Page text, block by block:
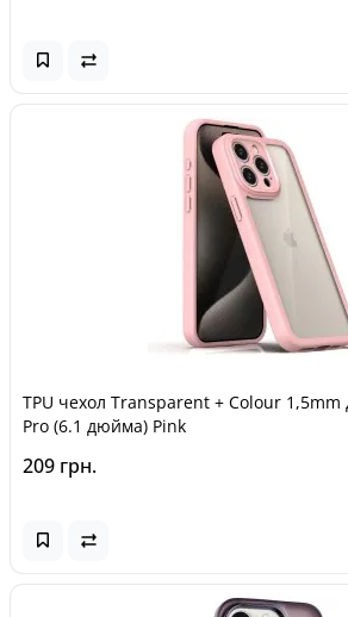
TPU чехол Transparent + Colour
Pro (6.1 дюйма) Pink
209 грн.